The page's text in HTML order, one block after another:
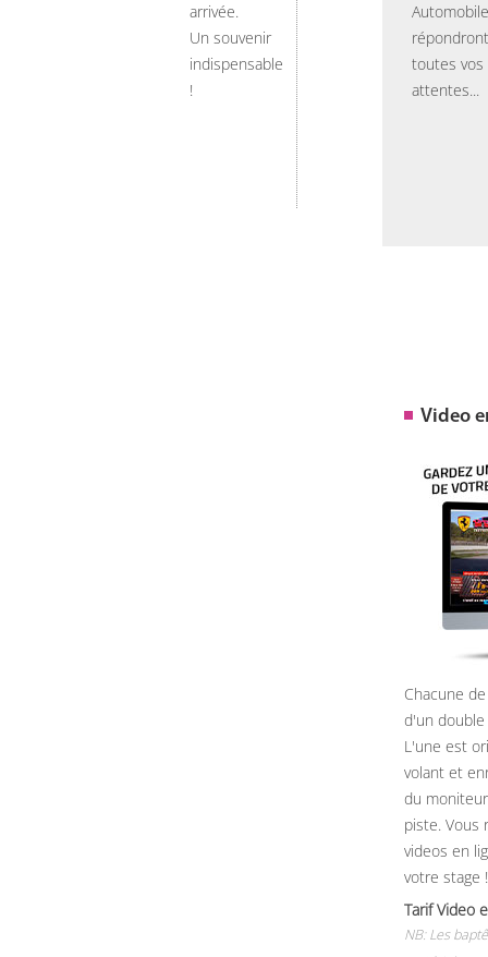
arrivée.
Un souvenir
indispensable
!
Automobile
toutes vos
attentes...
Video
Chacune
d'un
L'une est
volant et
du
piste. Vous
videos en
votre stage !
Tarif Video
NB: Les